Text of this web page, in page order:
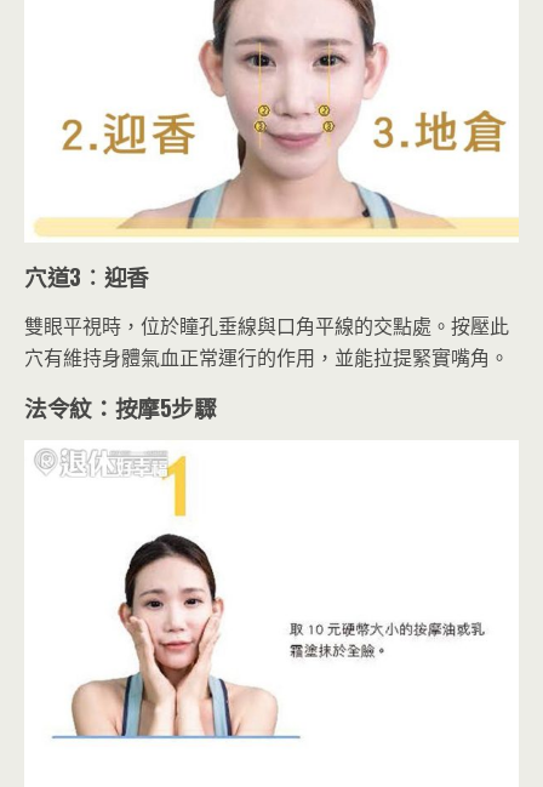
穴道3︰迎香
雙眼平視時，位於瞳孔垂線與口角平線的交點處。按壓此
穴有維持身體氣血正常運行的作用，並能拉提緊實嘴角。
法令紋：按摩5步驟